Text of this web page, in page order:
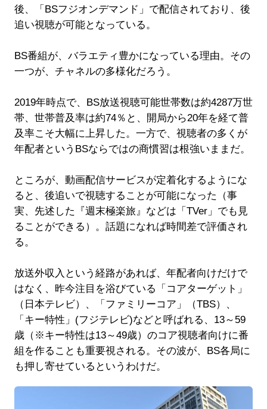
後、「BSフジオンデマンド」で配信されており、後
追い視聴が可能となっている。
BS番組が、バラエティ豊かになっている理由。その
一つが、チャネルの多様化だろう。
2019年時点で、BS放送視聴可能世帯数は約4287万世
帯、世帯普及率は約74％と、開局から20年を経て普
及率こそ大幅に上昇した。一方で、視聴者の多くが
年配者というBSならではの商慣習は根強いままだ。
ところが、動画配信サービスが定着化するようにな
ると、後追いで視聴することが可能になった（事
実、先述した『週末極楽旅』などは「TVer」でも見
ることができる）。話題になれば時間差で評価され
る。
放送外収入という経路があれば、年配者向けだけで
はなく、昨今注目を浴びている「コアターゲット」
（日本テレビ）、「ファミリーコア」（TBS）、
「キー特性」(フジテレビ)などと呼ばれる、13～59
歳（※キー特性は13～49歳）のコア視聴者向けに番
組を作ることも重要視される。その波が、BS各局に
も押し寄せているというわけだ。